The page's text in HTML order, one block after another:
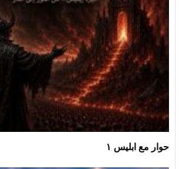
حوار مع ابليس ١